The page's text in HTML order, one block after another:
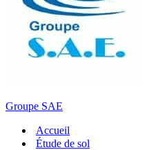
Groupe SAE
Accueil
Étude de sol